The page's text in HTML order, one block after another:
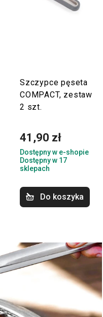
Szczypce pęseta
COMPACT, zestaw
2 szt.
41,90 zł
Dostępny w e-shopie
Dostępny w 17
sklepach
Do koszyka